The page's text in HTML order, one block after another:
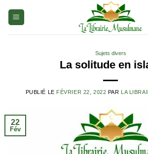
Sujets divers
La solitude en
PUBLIÉ LE FÉVRIER 22, 2022 PAR LA
22
Fév